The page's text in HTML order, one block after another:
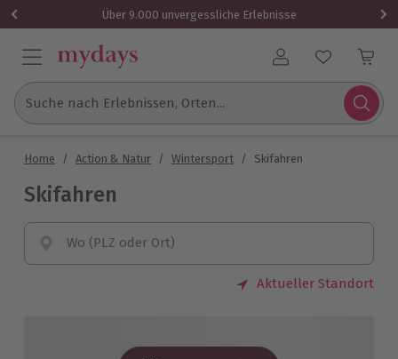
Über 9.000 unvergessliche Erlebnisse
Benutzerkonto
Suche nach Erlebnissen, Orten...
Home / Action & Natur / Wintersport / Skifahren
Skifahren
Wo (PLZ oder Ort)
Aktueller Standort